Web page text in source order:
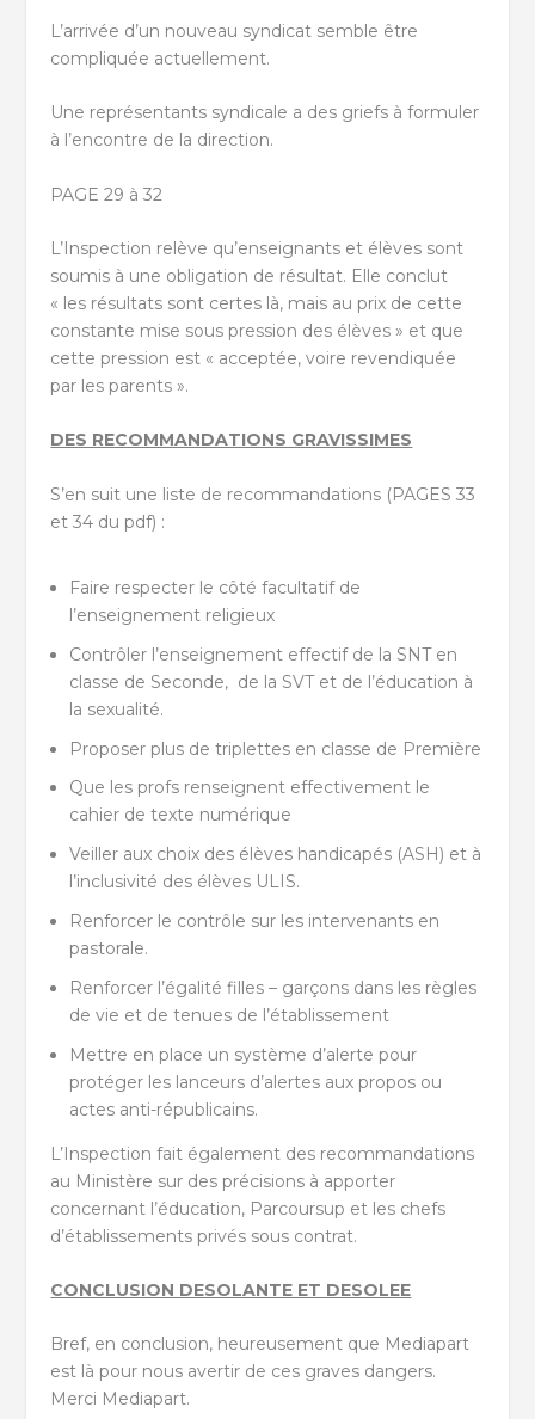
L’arrivée d’un nouveau syndicat semble être
compliquée actuellement.
Une représentants syndicale a des griefs à formuler
à l’encontre de la direction.
PAGE 29 à 32
L’Inspection relève qu’enseignants et élèves sont
soumis à une obligation de résultat. Elle conclut
« les résultats sont certes là, mais au prix de cette
constante mise sous pression des élèves » et que
cette pression est « acceptée, voire revendiquée
par les parents ».
DES RECOMMANDATIONS GRAVISSIMES
S’en suit une liste de recommandations (PAGES 33
et 34 du pdf) :
Faire respecter le côté facultatif de
l’enseignement religieux
Contrôler l’enseignement effectif de la SNT en
classe de Seconde, de la SVT et de l’éducation à
la sexualité.
Proposer plus de triplettes en classe de Première
Que les profs renseignent effectivement le
cahier de texte numérique
Veiller aux choix des élèves handicapés (ASH) et à
l’inclusivité des élèves ULIS.
Renforcer le contrôle sur les intervenants en
pastorale.
Renforcer l’égalité filles – garçons dans les règles
de vie et de tenues de l’établissement
Mettre en place un système d’alerte pour
protéger les lanceurs d’alertes aux propos ou
actes anti-républicains.
L’Inspection fait également des recommandations
au Ministère sur des précisions à apporter
concernant l’éducation, Parcoursup et les chefs
d’établissements privés sous contrat.
CONCLUSION DESOLANTE ET DESOLEE
Bref, en conclusion, heureusement que Mediapart
est là pour nous avertir de ces graves dangers.
Merci Mediapart.